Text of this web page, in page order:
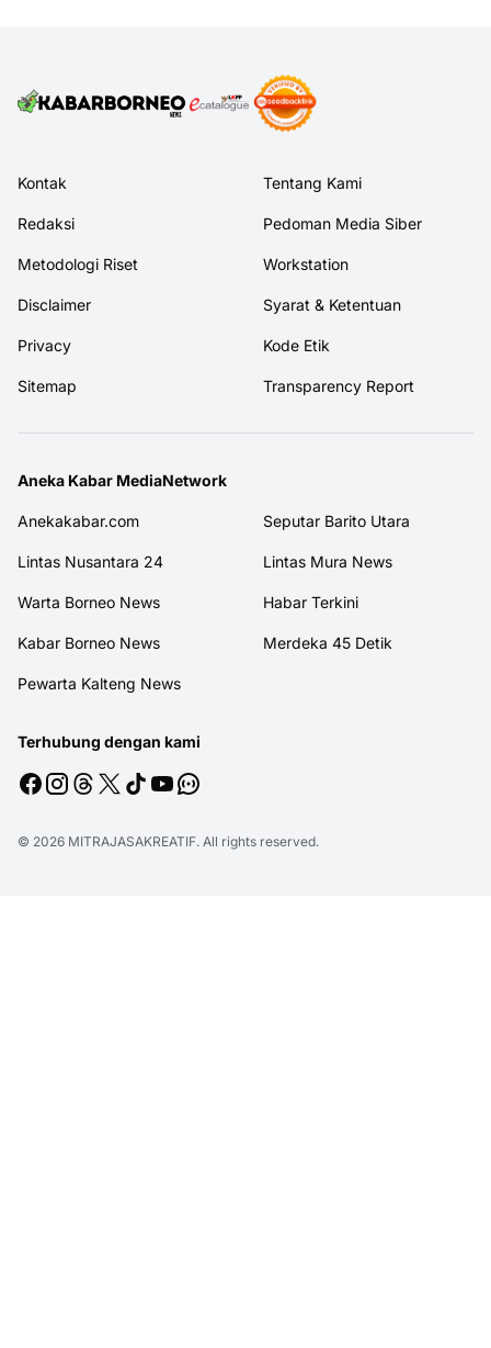
Kontak Tentang Kami
Redaksi Pedoman Media Siber
Metodologi Riset Workstation
Disclaimer Syarat & Ketentuan
Privacy Kode Etik
Sitemap Transparency Report
Aneka Kabar MediaNetwork
Anekakabar.com Seputar Barito Utara
Lintas Nusantara 24 Lintas Mura News
Warta Borneo News Habar Terkini
Kabar Borneo News Merdeka 45 Detik
Pewarta Kalteng News
Terhubung dengan kami
© 2026 MITRAJASAKREATIF. All rights reserved.